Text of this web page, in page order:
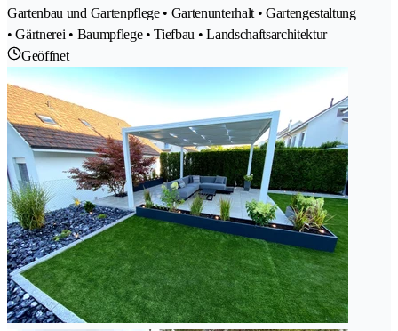
Gartenbau und Gartenpflege • Gartenunterhalt • Gartengestaltung
• Gärtnerei • Baumpflege • Tiefbau • Landschaftsarchitektur
Geöffnet